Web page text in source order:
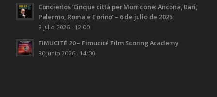
Conciertos ‘Cinque città per Morricone: Ancona, Bari,
Palermo, Roma e Torino’ – 6 de julio de 2026
3 julio 2026 - 12:00
FIMUCITÉ 20 – Fimucité Film Scoring Academy
30 junio 2026 - 14:00